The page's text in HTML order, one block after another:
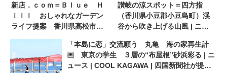
新店．ｃｏｍ＝Ｂｌｕｅ Ｈ
ｉｌｌ おしゃれなガーデン
ライフ提案 香川県高松市
Ｎ | ニュース | COOL
KAGAWA | 四国新聞社が提供
する香川の観光情報サイト
讃岐の涼スポット＝四方指
（香川県小豆郡小豆島町）渓
谷から吹き上げる山風 | ニュ
新聞社が提供する香川の観光
情報サイト
「本島に恋」交流願う 丸亀 海の家再生計
画 東京の学生 ３層の“布屋根”砂浜彩る | ニ
ュース | COOL KAGAWA | 四国新聞社が提供